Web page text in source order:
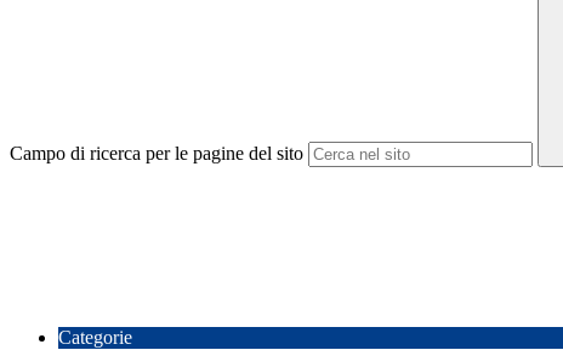
Campo di ricerca per le pagine del sito
Categorie